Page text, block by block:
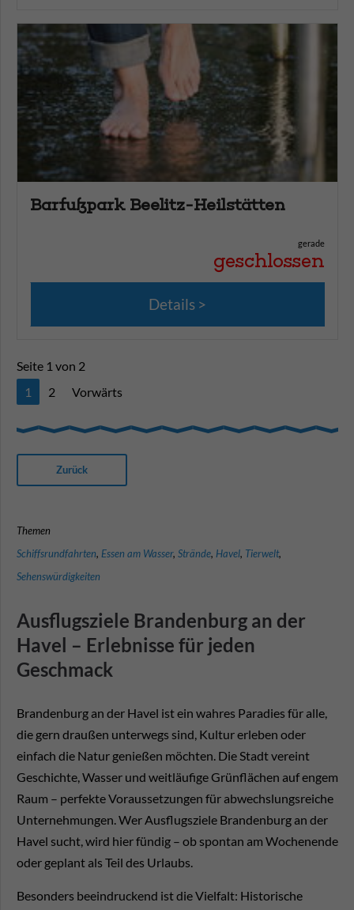
Barfußpark Beelitz-Heilstätten
gerade
geschlossen
Details
Seite 1 von 2
1
2 Vorwärts
Zurück
Themen
Schiffsrundfahrten, Essen am Wasser, Strände, Havel, Tierwelt,
Sehenswürdigkeiten
Ausflugsziele Brandenburg an der
Havel – Erlebnisse für jeden
Geschmack
Brandenburg an der Havel ist ein wahres Paradies für alle,
die gern draußen unterwegs sind, Kultur erleben oder
einfach die Natur genießen möchten. Die Stadt vereint
Geschichte, Wasser und weitläufige Grünflächen auf engem
Raum – perfekte Voraussetzungen für abwechslungsreiche
Unternehmungen. Wer Ausflugsziele Brandenburg an der
Havel sucht, wird hier fündig – ob spontan am Wochenende
oder geplant als Teil des Urlaubs.
Besonders beeindruckend ist die Vielfalt: Historische